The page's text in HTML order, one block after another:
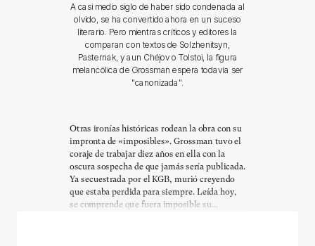
A casi medio siglo de haber sido condenada al
olvido, se ha convertido ahora en un suceso
literario. Pero mientras críticos y editores la
comparan con textos de Solzhenitsyn,
Pasternak, y aun Chéjov o Tolstoi, la figura
melancólica de Grossman espera todavía ser
"canonizada".
Otras ironías históricas rodean la obra con su
impronta de «imposibles». Grossman tuvo el
coraje de trabajar diez años en ella con la
oscura sospecha de que jamás sería publicada.
Ya secuestrada por el KGB, murió creyendo
que estaba perdida para siempre. Leída hoy,
se comprende que fuera imposible su...